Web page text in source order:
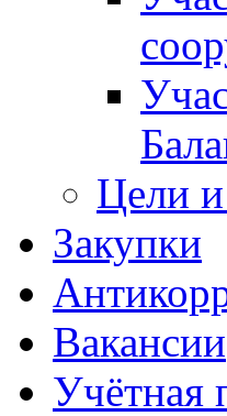
Цели и
Закупки
Вакансии
Учётная